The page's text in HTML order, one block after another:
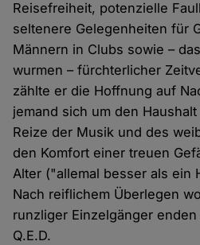
Reisefreiheit, potenzielle
seltenere Gelegenheiten für
Männern in Clubs sowie –
wurmen – fürchterlicher
zählte er die Hoffnung auf
jemand sich um den
Reize der Musik und des
den Komfort einer treuen
Alter ("allemal besser als ein
Nach reiflichem Überlegen
runzliger Einzelgänger
Q.E.D.